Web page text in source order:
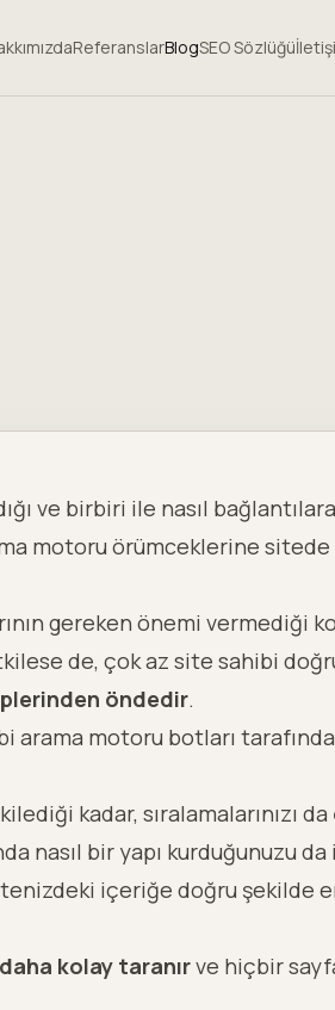
ReferanslarBlogSEO Sözlüğü
ve birbiri ile nasıl
motoru örümceklerine sitede
gereken önemi vermediği
de, çok az site sahibi
öndedir.
arama motoru botları
kadar, sıralamalarınızı da
nasıl bir yapı kurduğunuzu da
içeriğe doğru şekilde
daha kolay taranırve hiçbir